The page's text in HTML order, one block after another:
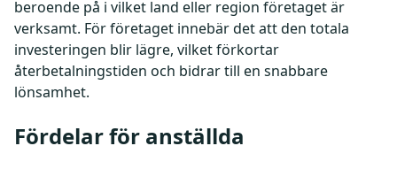
beroende på i vilket land eller region företaget är
verksamt. För företaget innebär det att den totala
investeringen blir lägre, vilket förkortar
återbetalningstiden och bidrar till en snabbare
lönsamhet.
Fördelar för anställda